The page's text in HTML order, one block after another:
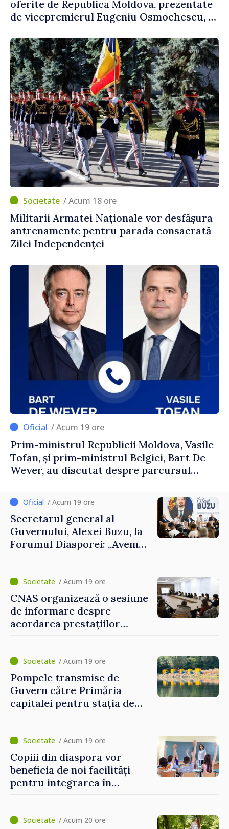
oferite de Republica Moldova, prezentate
de vicepremierul Eugeniu Osmochescu, la
/ Acum 18 ore
Militarii Armatei Naționale vor desfășura
antrenamente pentru parada consacrată
Zilei Independenței
/ Acum 19 ore
Prim-ministrul Republicii Moldova, Vasile
Tofan, și prim-ministrul Belgiei, Bart De
Wever, au discutat despre parcursul
/ Acum 19 ore
Secretarul general al
Guvernului, Alexei Buzu, la
Forumul Diasporei: „Avem
construi comunități mai
puternice”
/ Acum 19 ore
CNAS organizează o sesiune
de informare despre
acordarea prestațiilor
invitați să se înscrie la
eveniment
/ Acum 19 ore
Pompele transmise de
Guvern către Primăria
capitalei pentru stația de
puse în funcțiune
/ Acum 19 ore
Copiii din diaspora vor
beneficia de noi facilități
pentru integrarea în
/ Acum 20 ore